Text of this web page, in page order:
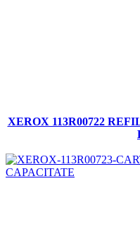
XEROX 113R00722